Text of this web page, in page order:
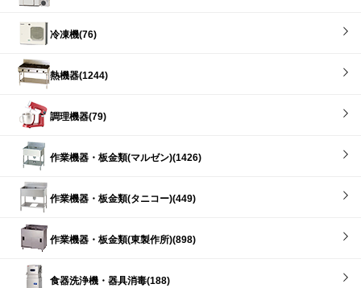
冷凍機(76)
熱機器(1244)
調理機器(79)
作業機器・板金類(マルゼン)(1426)
作業機器・板金類(タニコー)(449)
作業機器・板金類(東製作所)(898)
食器洗浄機・器具消毒(188)